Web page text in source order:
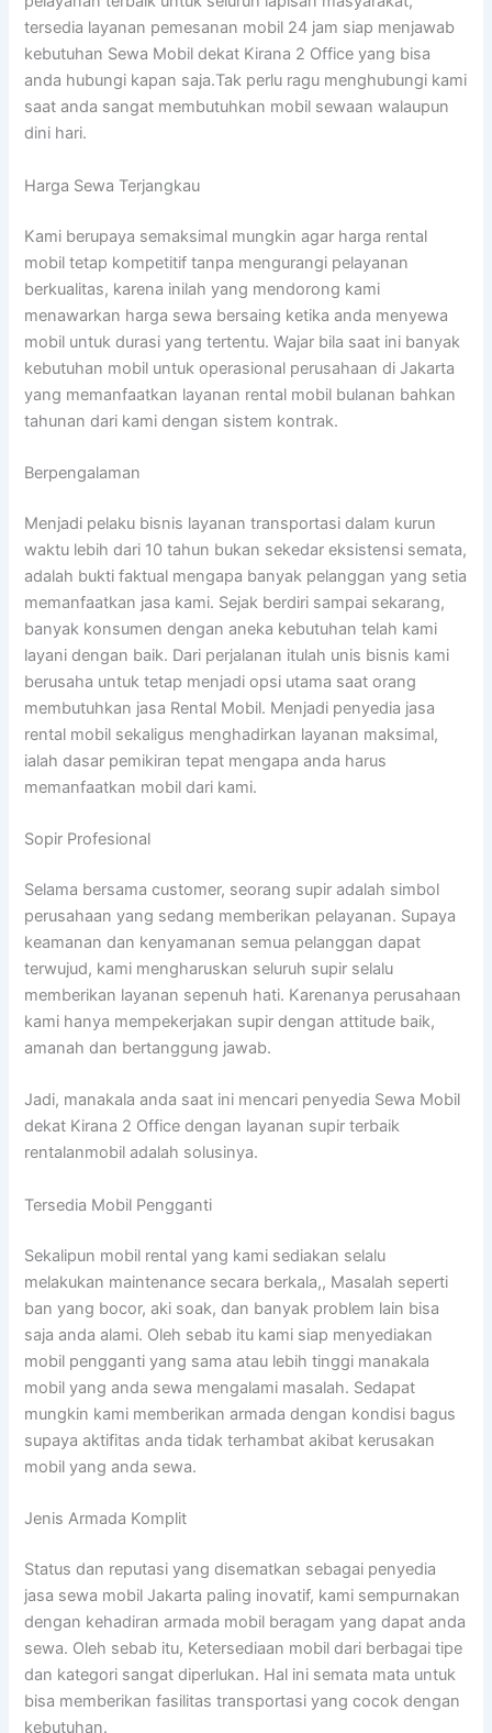
tersedia layanan pemesanan mobil 24 jam siap menjawab
kebutuhan Sewa Mobil dekat Kirana 2 Office yang bisa
anda hubungi kapan saja.Tak perlu ragu menghubungi kami
saat anda sangat membutuhkan mobil sewaan walaupun
dini hari.
Harga Sewa Terjangkau
Kami berupaya semaksimal mungkin agar harga rental
mobil tetap kompetitif tanpa mengurangi pelayanan
berkualitas, karena inilah yang mendorong kami
menawarkan harga sewa bersaing ketika anda menyewa
mobil untuk durasi yang tertentu. Wajar bila saat ini banyak
kebutuhan mobil untuk operasional perusahaan di Jakarta
yang memanfaatkan layanan rental mobil bulanan bahkan
tahunan dari kami dengan sistem kontrak.
Berpengalaman
Menjadi pelaku bisnis layanan transportasi dalam kurun
waktu lebih dari 10 tahun bukan sekedar eksistensi semata,
adalah bukti faktual mengapa banyak pelanggan yang setia
memanfaatkan jasa kami. Sejak berdiri sampai sekarang,
banyak konsumen dengan aneka kebutuhan telah kami
layani dengan baik. Dari perjalanan itulah unis bisnis kami
berusaha untuk tetap menjadi opsi utama saat orang
membutuhkan jasa Rental Mobil. Menjadi penyedia jasa
rental mobil sekaligus menghadirkan layanan maksimal,
ialah dasar pemikiran tepat mengapa anda harus
memanfaatkan mobil dari kami.
Sopir Profesional
Selama bersama customer, seorang supir adalah simbol
perusahaan yang sedang memberikan pelayanan. Supaya
keamanan dan kenyamanan semua pelanggan dapat
terwujud, kami mengharuskan seluruh supir selalu
memberikan layanan sepenuh hati. Karenanya perusahaan
kami hanya mempekerjakan supir dengan attitude baik,
amanah dan bertanggung jawab.
Jadi, manakala anda saat ini mencari penyedia Sewa Mobil
dekat Kirana 2 Office dengan layanan supir terbaik
rentalanmobil adalah solusinya.
Tersedia Mobil Pengganti
Sekalipun mobil rental yang kami sediakan selalu
melakukan maintenance secara berkala,, Masalah seperti
ban yang bocor, aki soak, dan banyak problem lain bisa
saja anda alami. Oleh sebab itu kami siap menyediakan
mobil pengganti yang sama atau lebih tinggi manakala
mobil yang anda sewa mengalami masalah. Sedapat
mungkin kami memberikan armada dengan kondisi bagus
supaya aktifitas anda tidak terhambat akibat kerusakan
mobil yang anda sewa.
Jenis Armada Komplit
Status dan reputasi yang disematkan sebagai penyedia
jasa sewa mobil Jakarta paling inovatif, kami sempurnakan
dengan kehadiran armada mobil beragam yang dapat anda
sewa. Oleh sebab itu, Ketersediaan mobil dari berbagai tipe
dan kategori sangat diperlukan. Hal ini semata mata untuk
bisa memberikan fasilitas transportasi yang cocok dengan
kebutuhan.